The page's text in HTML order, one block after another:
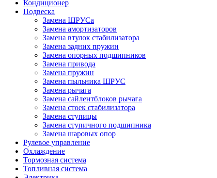
Кондиционер
Подвеска
Замена ШРУСа
Замена амортизаторов
Замена втулок стабилизатора
Замена задних пружин
Замена опорных подшипников
Замена привода
Замена пружин
Замена пыльника ШРУС
Замена рычага
Замена сайлентблоков рычага
Замена стоек стабилизатора
Замена ступицы
Замена ступичного подшипника
Замена шаровых опор
Рулевое управление
Охлаждение
Тормозная система
Топливная система